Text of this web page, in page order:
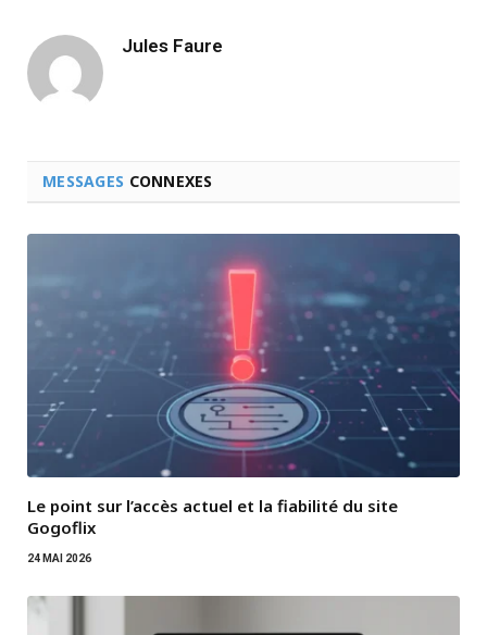
Jules Faure
MESSAGES CONNEXES
Le point sur l’accès actuel et la fiabilité du site
Gogoflix
24 MAI 2026